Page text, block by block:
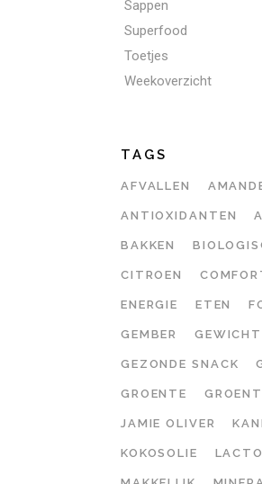
Sappen
Superfood
Toetjes
Weekoverzicht
TAGS
AFVALLEN
ANTIOXIDANTEN
BAKKEN
CITROEN
ENERGIE ETEN
GEMBER GEWICHT
GEZONDE SNACK
GROENTE
JAMIE OLIVER
KOKOSOLIE